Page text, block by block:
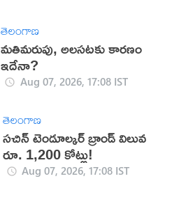
తెలంగాణ
మతిమరుపు, అలసటకు కారణం
ఇదేనా?
Aug 07, 2026, 17:08 IST
తెలంగాణ
సచిన్ టెండూల్కర్ బ్రాండ్ విలువ
రూ. 1,200 కోట్లు!
Aug 07, 2026, 17:08 IST